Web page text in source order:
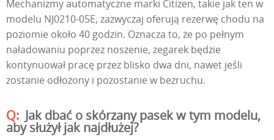
Mechanizmy automatyczne marki Citizen, takie jak ten w
modelu NJ0210-05E, zazwyczaj oferują rezerwę chodu na
poziomie około 40 godzin. Oznacza to, że po pełnym
naładowaniu poprzez noszenie, zegarek będzie
kontynuował pracę przez blisko dwa dni, nawet jeśli
zostanie odłożony i pozostanie w bezruchu.
Jak dbać o skórzany pasek w tym modelu,
aby służył jak najdłużej?